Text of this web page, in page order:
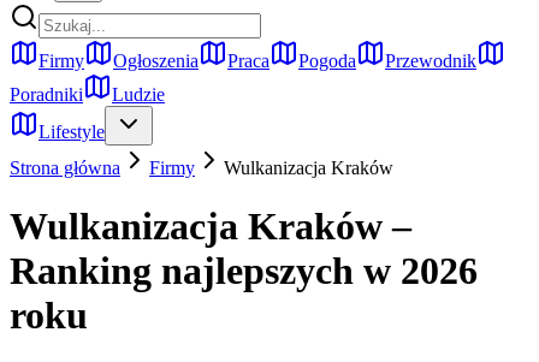
Firmy Ogłoszenia Praca Pogoda
Przewodnik
Poradniki
Ludzie
Lifestyle
Strona główna
Firmy Wulkanizacja Kraków
Wulkanizacja Kraków –
Ranking najlepszych w 2026
roku